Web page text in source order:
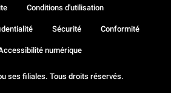
ses filiales. Tous droits réservés.
Conditions d'utilisation
Sécurité Conformité
numérique